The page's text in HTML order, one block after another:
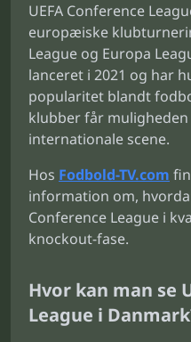
UEFA Conference
europæiske
League og Europa
lanceret i 2021 og har
popularitet blandt
klubber får
internationale scene.
Hos Fodbold-TV.com
information om,
Conference League i
knockout-fase.
Hvor kan man se
League i